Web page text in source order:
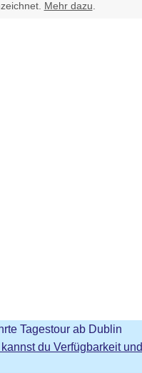
Mehr dazu.
Tagestour ab Dublin
du Verfügbarkeit und